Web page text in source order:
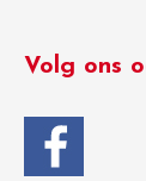
Volg ons